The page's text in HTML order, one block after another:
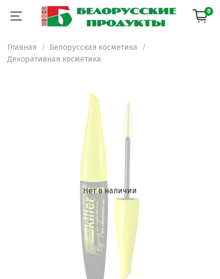
0
Главная
Белорусская косметика
Декоративная косметика
Нет в наличии